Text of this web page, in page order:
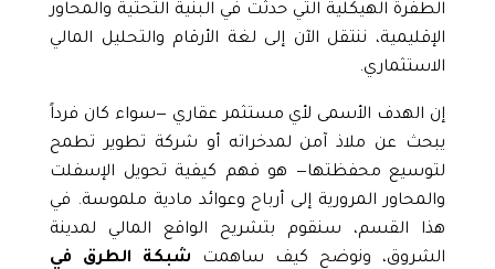
الطفرة الهيكلية التي حدثت في البنية التحتية والمحاور
الإقليمية، ننتقل الآن إلى لغة الأرقام والتحليل المالي
الاستثماري.
إن الهدف الأسمى لأي مستثمر عقاري —سواء كان فرداً
يبحث عن ملاذ آمن لمدخراته أو شركة تطوير تطمح
لتوسيع محفظتها— هو فهم كيفية تحويل الإسفلت
والمحاور المرورية إلى أرباح وعوائد مادية ملموسة. في
هذا القسم، سنقوم بتشريح الواقع المالي لمدينة
الشروق، ونوضح كيف ساهمتشبكة الطرق في